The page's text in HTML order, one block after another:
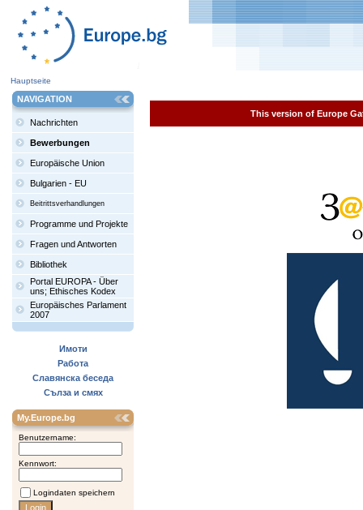
Hauptseite
NAVIGATION
Nachrichten
Bewerbungen
Europäische Union
Bulgarien - EU
Beitrittsverhandlungen
Programme und Projekte
Fragen und Antworten
Bibliothek
Portal EUROPA - Über
uns; Ethisches Kodex
Europäisches Parlament
2007
Имоти
Работа
Славянска беседа
Сълза и смях
My.Europe.bg
Benutzername:
Kennwort:
Logindaten speichern
This version of Europe